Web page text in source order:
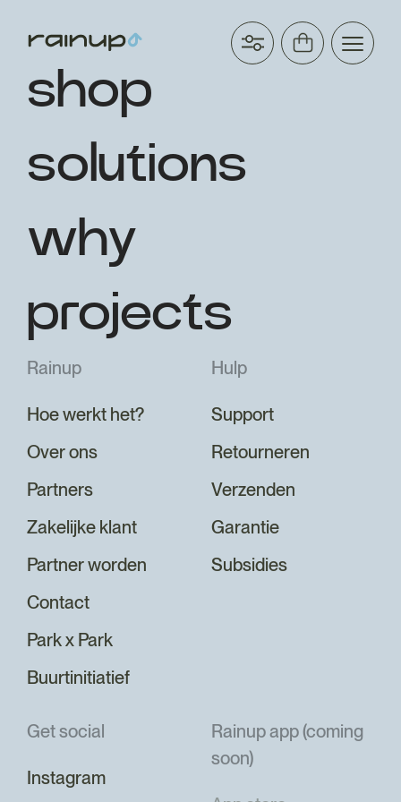
shop
solutions
why
projects
Rainup
Hoe werkt het?
Over ons
Partners
Zakelijke klant
Partner worden
Contact
Park x Park
Buurtinitiatief
Hulp
Support
Retourneren
Verzenden
Garantie
Subsidies
Get social
Instagram
Rainup app (coming
soon)